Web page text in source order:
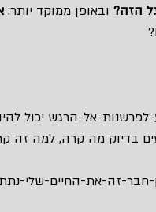
הזה? ובאופן ממוקד יותר:
?
אל-הרגש יכול
בדיוק מה קרה, למה
זה-את-החיים-שלי-